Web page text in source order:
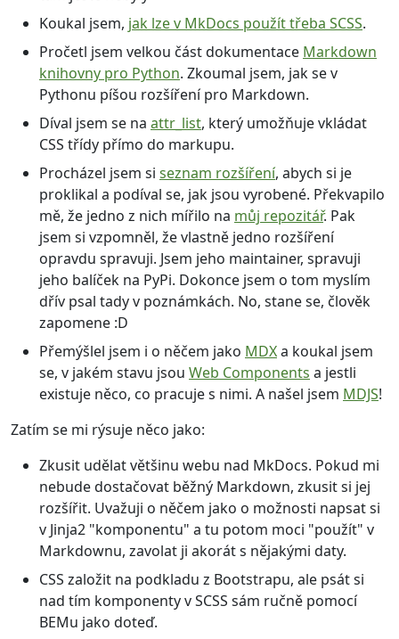
Koukal jsem, jak lze v MkDocs použít třeba SCSS.
Pročetl jsem velkou část dokumentace Markdown
knihovny pro Python. Zkoumal jsem, jak se v
Pythonu píšou rozšíření pro Markdown.
Díval jsem se na attr_list, který umožňuje vkládat
CSS třídy přímo do markupu.
Procházel jsem si seznam rozšíření, abych si je
proklikal a podíval se, jak jsou vyrobené. Překvapilo
mě, že jedno z nich mířilo na můj repozitář. Pak
jsem si vzpomněl, že vlastně jedno rozšíření
opravdu spravuji. Jsem jeho maintainer, spravuji
jeho balíček na PyPi. Dokonce jsem o tom myslím
dřív psal tady v poznámkách. No, stane se, člověk
zapomene :D
Přemýšlel jsem i o něčem jako MDXa koukal jsem
se, v jakém stavu jsou Web Components a jestli
existuje něco, co pracuje s nimi. A našel jsem MDJS!
Zatím se mi rýsuje něco jako:
Zkusit udělat většinu webu nad MkDocs. Pokud mi
nebude dostačovat běžný Markdown, zkusit si jej
rozšířit. Uvažuji o něčem jako o možnosti napsat si
v Jinja2 "komponentu" a tu potom moci "použít" v
Markdownu, zavolat ji akorát s nějakými daty.
CSS založit na podkladu z Bootstrapu, ale psát si
nad tím komponenty v SCSS sám ručně pomocí
BEMu jako doteď.